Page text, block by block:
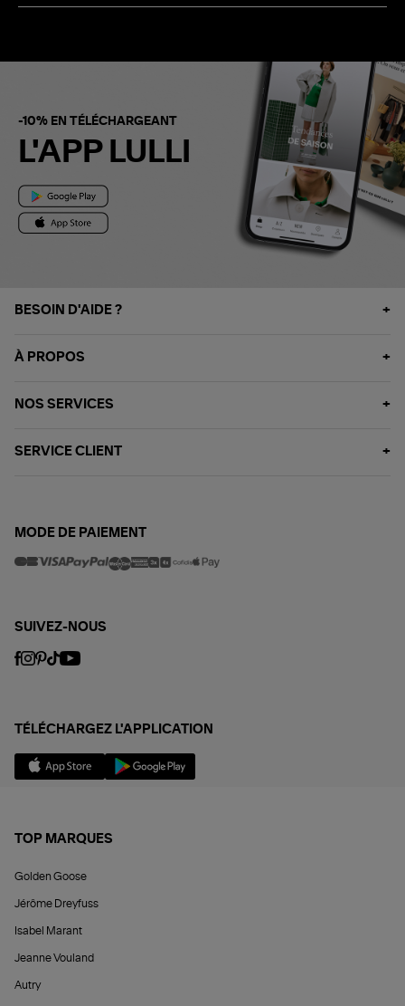
-10% EN TÉLÉCHARGEANT
L'APP LULLI
BESOIN D'AIDE ?
À PROPOS
NOS SERVICES
SERVICE CLIENT
MODE DE PAIEMENT
SUIVEZ-NOUS
TÉLÉCHARGEZ L'APPLICATION
TOP MARQUES
Golden Goose
Jérôme Dreyfuss
Isabel Marant
Jeanne Vouland
Autry